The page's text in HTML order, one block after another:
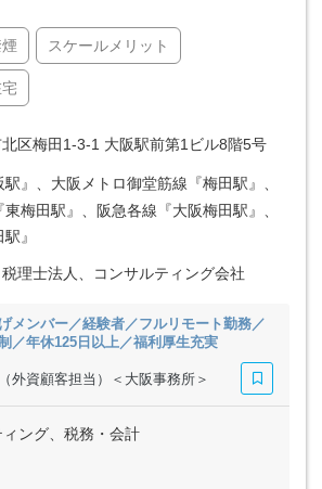
スケールメリット
区梅田1-3-1 大阪駅前第1ビル8階5号
』、大阪メトロ御堂筋線『梅田駅』、
梅田駅』、阪急各線『大阪梅田駅』、
』
理士法人、コンサルティング会社
メンバー／経験者／フルリモート勤務／
／年休125日以上／福利厚生充実
外資顧客担当）＜大阪事務所＞
ィング、税務・会計